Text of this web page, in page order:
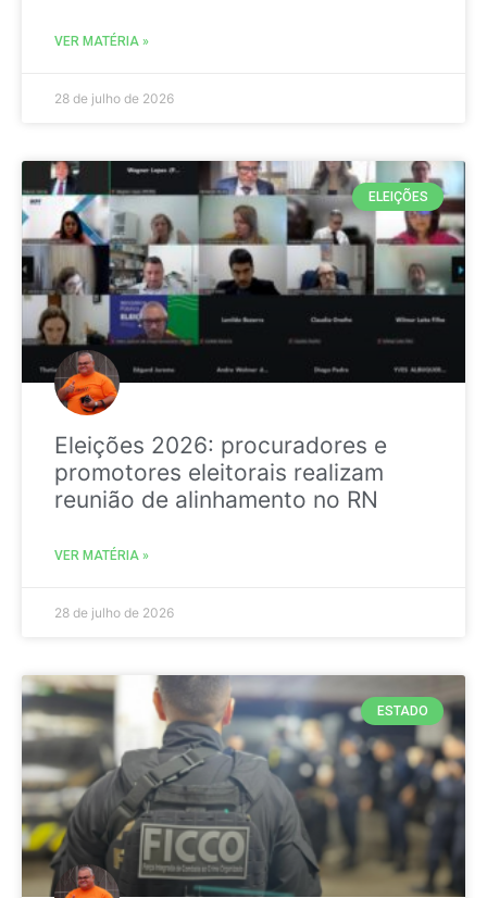
VER MATÉRIA »
28 de julho de 2026
ELEIÇÕES
Eleições 2026: procuradores e
promotores eleitorais realizam
reunião de alinhamento no RN
VER MATÉRIA »
28 de julho de 2026
ESTADO